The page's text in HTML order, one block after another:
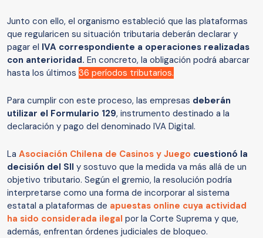
Junto con ello, el organismo estableció que las plataformas
que regularicen su situación tributaria deberán declarar y
pagar el IVA correspondiente a operaciones realizadas
con anterioridad. En concreto, la obligación podrá abarcar
hasta los últimos 36 períodos tributarios.
Para cumplir con este proceso, las empresas deberán
utilizar el Formulario 129, instrumento destinado a la
declaración y pago del denominado IVA Digital.
La Asociación Chilena de Casinos y Juego cuestionó la
decisión del SII y sostuvo que la medida va más allá de un
objetivo tributario. Según el gremio, la resolución podría
interpretarse como una forma de incorporar al sistema
estatal a plataformas de apuestas online cuya actividad
ha sido considerada ilegal por la Corte Suprema y que,
además, enfrentan órdenes judiciales de bloqueo.